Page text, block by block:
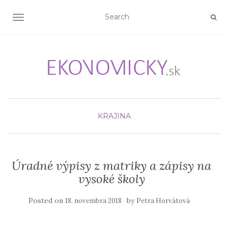
TOGGLE NAVIGATION
KRAJINA
Úradné výpisy z matriky a zápisy na
vysoké školy
Posted on 18. novembra 2018 by Petra Horvátová